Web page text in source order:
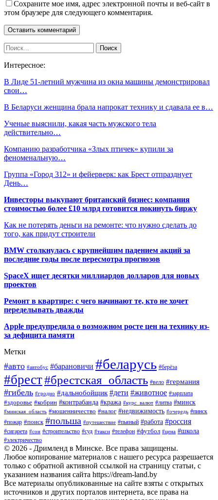
Сохраните мое имя, адрес электронной почты и веб-сайт в
этом браузере для следующего комментария.
Интересное:
В Лиде 51-летний мужчина из окна машины демонстрировал
свои…
В Беларуси женщина брала напрокат технику и сдавала ее в…
Ученые выяснили, какая часть мужского тела
действительно…
Компанию разработчика «Злых птичек» купили за
феноменальную…
Группа «Город 312» и фейерверк: как Брест отпразднует
День…
Инвесторы выкупают британский бизнес: компания
стоимостью более £10 млрд готовится покинуть биржу
Как не потерять деньги на ремонте: что нужно сделать до
того, как придут строители
BMW столкнулась с крупнейшим падением акций за
последние годы после пересмотра прогнозов
SpaceX ищет десятки миллиардов долларов для новых
проектов
Ремонт в квартире: с чего начинают те, кто не хочет
переделывать дважды
Apple предупредила о возможном росте цен на технику из-
за дефицита памяти
Метки
#авто #автобус #барановичи #беларусь #берёза
#брест#брестская_область #вело #германия
#гибель #гродно #дальнобойщик #дети #животное #зарплата
#здоровье #кобрин #контрабанда #кража #курс_валют #литва #минск
#минская_область #мошенничество #налог #недвижимость #очередь #пинск
#пожар #поиск #польша #путешествие #пьяный #работа #россия
#сигарета #сон #строительство #суд #такси #телефон #футбол #цена #школа
#электричество
© 2026 - Дримленд в Минске. Все права защищены.
Любое копирование материалов с нашего ресурса разрешается
только с обратной активной ссылкой на страницу статьи, с
указанием названия сайта https://dream-land.by
Все материалы опубликованные на сайте взяты с открытых
источников и других порталов интернета, все права на